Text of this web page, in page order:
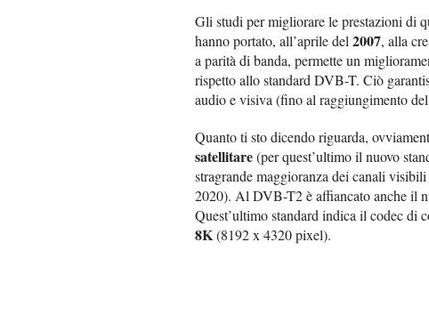
Gli studi per migliorare le prestazioni di
hanno portato, all’aprile del 2007, alla
a parità di banda, permette un
rispetto allo standard DVB-T. Ciò
audio e visiva (fino al raggiungimento
Quanto ti sto dicendo riguarda,
satellitare(per quest’ultimo il nuovo
stragrande maggioranza dei canali
2020). Al DVB-T2 è affiancato anche il
Quest’ultimo standard indica il codec di
8K(8192 x 4320 pixel).